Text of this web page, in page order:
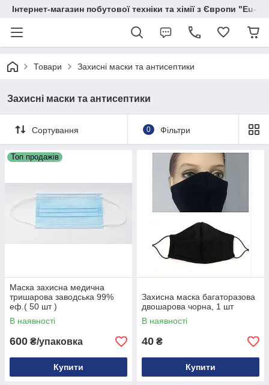
Інтернет-магазин побутової техніки та хімії з Європи "Eu-
Товари Захисні маски та антисептики
Захисні маски та антисептики
Сортування 0 Фільтри
Топ продажів
Маска захисна медична
тришарова заводська 99%
еф.( 50 шт )
В наявності
600 ₴/упаковка
Купити
Захисна маска багаторазова
двошарова чорна, 1 шт
В наявності
40 ₴
Купити